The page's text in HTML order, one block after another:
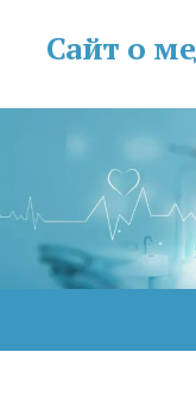
Сайт о